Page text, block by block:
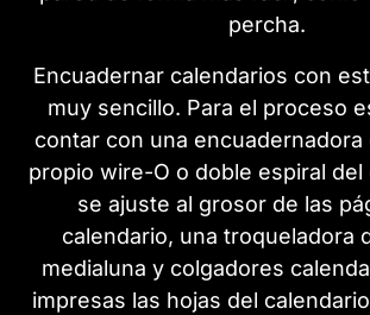
percha.
Encuadernar calendarios con
muy sencillo. Para el proceso
contar con una encuadernadora
propio wire-O o doble espiral del
se ajuste al grosor de las
calendario, una troqueladora
medialuna y colgadores
impresas las hojas del